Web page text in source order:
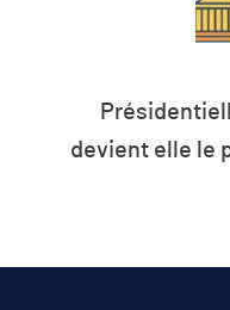
devient elle le